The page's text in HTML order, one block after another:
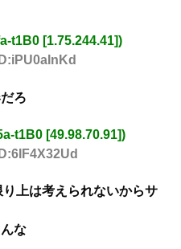
t1B0 [1.75.244.41])
ろ
t1B0 [49.98.70.91])
上は考えられないからサ
な